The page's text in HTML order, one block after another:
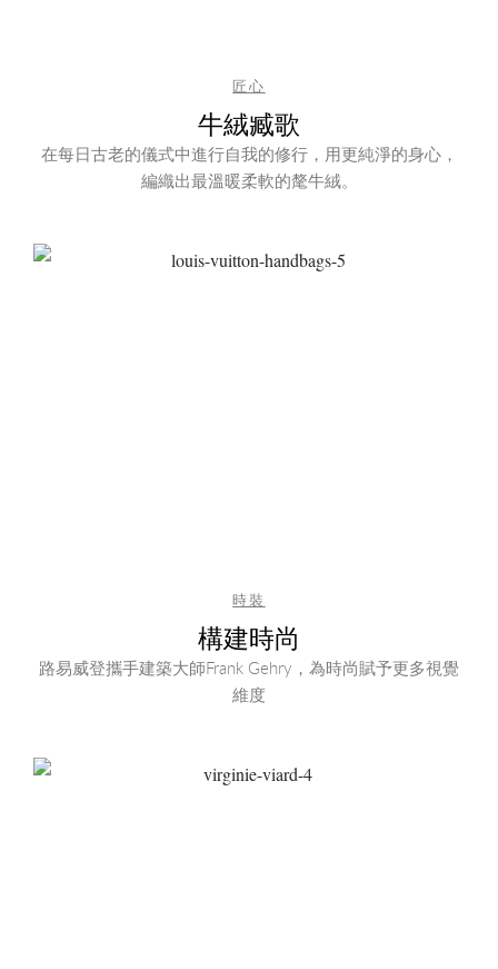
匠心
牛絨臧歌
在每日古老的儀式中進行自我的修行，用更純淨的身心，
編織出最溫暖柔軟的氂牛絨。
時裝
構建時尚
路易威登攜手建築大師Frank Gehry，為時尚賦予更多視覺
維度